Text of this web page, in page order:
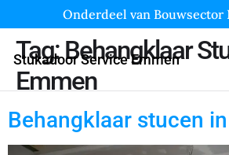
Onderdeel van Bouwsector
Stukadoor Service Emmen
Tag:Behangklaar
Emmen
Behangklaar stucen